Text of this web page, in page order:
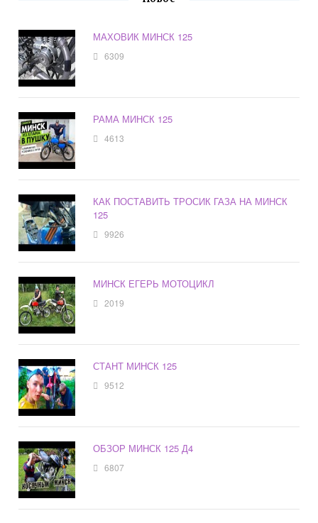
МАХОВИК МИНСК 125
6309
РАМА МИНСК 125
4613
КАК ПОСТАВИТЬ ТРОСИК ГАЗА НА МИНСК
125
9926
МИНСК ЕГЕРЬ МОТОЦИКЛ
2019
СТАНТ МИНСК 125
9512
ОБЗОР МИНСК 125 Д4
6807